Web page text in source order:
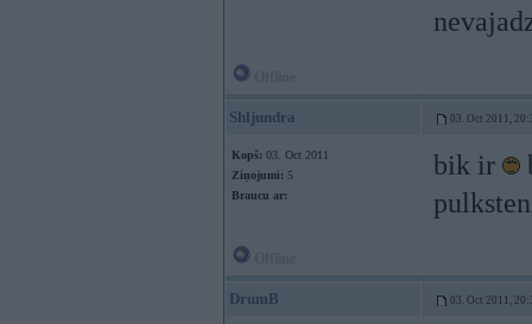
Shljundra 03. Oct 2011,
Kopš: 03. Oct 2011
Ziņojumi: 5
Braucu ar:
bik ir
DrumB 03. Oct 2011,